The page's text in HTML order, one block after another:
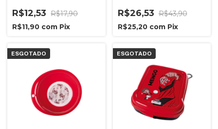
R$12,53 R$17,90
R$11,90 com Pix
R$26,53 R$43,90
R$25,20 com Pix
ESGOTADO ESGOTADO